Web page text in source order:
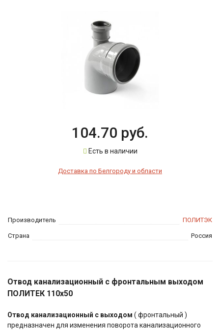
Производитель ПОЛИТЭК
Страна Россия
104.70 руб.
Есть в наличии
Доставка по Белгороду и области
Отвод канализационный с фронтальным выходом
ПОЛИТЕК 110х50
Отвод канализационный с выходом ( фронтальный )
предназначен для изменения поворота канализационного